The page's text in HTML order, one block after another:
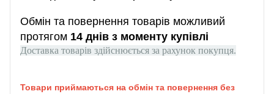
Обмін та повернення товарів можливий
протягом 14 днів з моменту купівлі
Доставка товарів здійснюється за рахунок покупця.
Товари приймаються на обмін та повернення без